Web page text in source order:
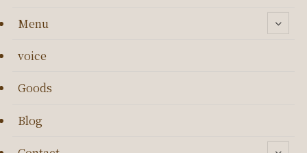
Menu
voice
Goods
Blog